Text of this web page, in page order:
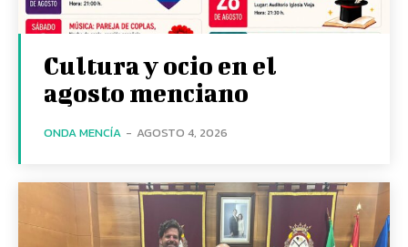
Cultura y ocio en el
agosto menciano
ONDA MENCÍA - AGOSTO 4, 2026